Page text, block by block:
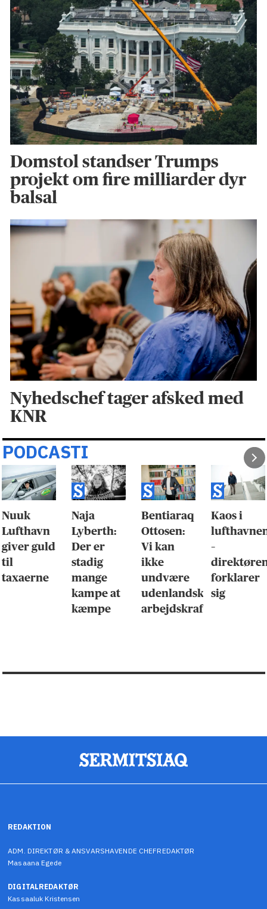
Domstol standser Trumps
projekt om fire milliarder dyr
balsal
Nyhedschef tager afsked med
KNR
PODCASTI
Nuuk
Lufthavn
giver guld
til
taxaerne
Naja
Lyberth:
Der er
stadig
mange
kampe at
kæmpe
Bentiaraq
Ottosen:
Vi kan
ikke
undvære
udenlandsk
arbejdskraft
Kaos i
–
forklarer
sig
REDAKTION
ADM. DIREKTØR & ANSVARSHAVENDE CHEFREDAKTØR
Masaana Egede
DIGITALREDAKTØR
Kassaaluk Kristensen